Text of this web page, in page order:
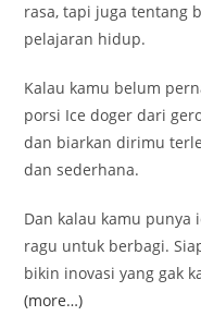
rasa, tapi juga tentang
pelajaran hidup.
Kalau kamu belum
porsi Ice doger dari
dan biarkan dirimu
dan sederhana.
Dan kalau kamu punya
ragu untuk berbagi.
bikin inovasi yang gak
(more…)